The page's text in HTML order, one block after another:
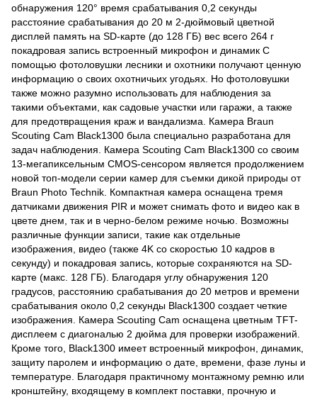
обнаружения 120° время срабатывания 0,2 секунды
расстояние срабатывания до 20 м 2-дюймовый цветной
дисплей память на SD-карте (до 128 ГБ) вес всего 264 г
покадровая запись встроенный микрофон и динамик С
помощью фотоловушки лесники и охотники получают ценную
информацию о своих охотничьих угодьях. Но фотоловушки
также можно разумно использовать для наблюдения за
такими объектами, как садовые участки или гаражи, а также
для предотвращения краж и вандализма. Камера Braun
Scouting Cam Black1300 была специально разработана для
задач наблюдения. Камера Scouting Cam Black1300 со своим
13-мегапиксельным CMOS-сенсором является продолжением
новой топ-модели серии камер для съемки дикой природы от
Braun Photo Technik. Компактная камера оснащена тремя
датчиками движения PIR и может снимать фото и видео как в
цвете днем, так и в черно-белом режиме ночью. Возможны
различные функции записи, такие как отдельные
изображения, видео (также 4K со скоростью 10 кадров в
секунду) и покадровая запись, которые сохраняются на SD-
карте (макс. 128 ГБ). Благодаря углу обнаружения 120
градусов, расстоянию срабатывания до 20 метров и времени
срабатывания около 0,2 секунды Black1300 создает четкие
изображения. Камера Scouting Cam оснащена цветным TFT-
дисплеем с диагональю 2 дюйма для проверки изображений.
Кроме того, Black1300 имеет встроенный микрофон, динамик,
защиту паролем и информацию о дате, времени, фазе луны и
температуре. Благодаря практичному монтажному ремню или
кронштейну, входящему в комплект поставки, прочную и